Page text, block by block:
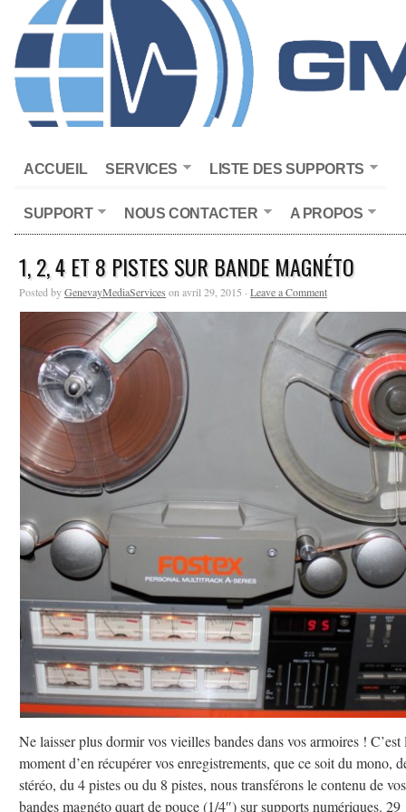
ACCUEIL SERVICES LISTE DES SUPPORTS
SUPPORT NOUS CONTACTER A PROPOS
1, 2, 4 ET 8 PISTES SUR BANDE MAGNÉTO
Posted byGenevayMediaServices on avril 29, 2015 · Leave a Comment
Ne laisser plus dormir vos vieilles bandes dans vos armoires ! C’est
moment d’en récupérer vos enregistrements, que ce soit du mono,
stéréo, du 4 pistes ou du 8 pistes, nous transférons le contenu de vos
bandes magnéto quart de pouce (1/4″) sur supports numériques. 29